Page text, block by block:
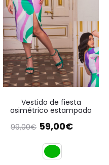
Vestido de fiesta
asimétrico estampado
99,00€ El
original
era:
59,00€El